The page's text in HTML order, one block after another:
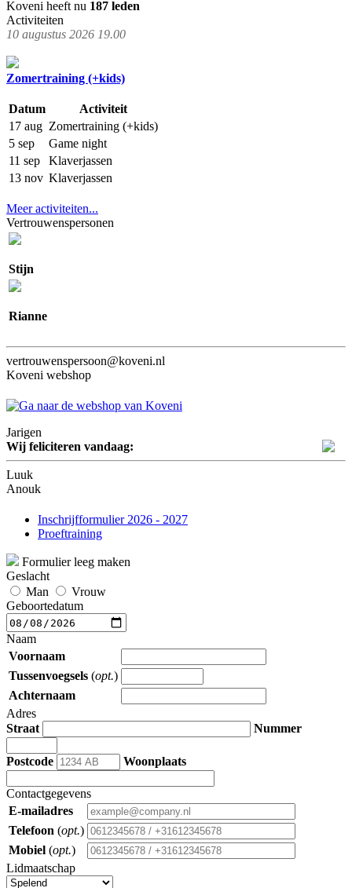
Koveni heeft nu 187 leden
Activiteiten
10 augustus 2026 19.00
Zomertraining (+kids)
Datum
Activiteit
17 aug Zomertraining (+kids)
5 sep
Game night
11 sep
Klaverjassen
13 nov Klaverjassen
Meer activiteiten...
Vertrouwenspersonen
Stijn
Rianne
vertrouwenspersoon@koveni.nl
Koveni webshop
Jarigen
Wij feliciteren vandaag:
Luuk
Anouk
Inschrijfformulier 2026 - 2027
Proeftraining
Formulier leeg maken
Geslacht
Man
Vrouw
Geboortedatum
Naam
Voornaam
Tussenvoegsels (opt.)
Achternaam
Adres
Straat
Nummer
Postcode Woonplaats
Contactgegevens
E-mailadres
Telefoon (opt.)
Mobiel (opt.)
Lidmaatschap